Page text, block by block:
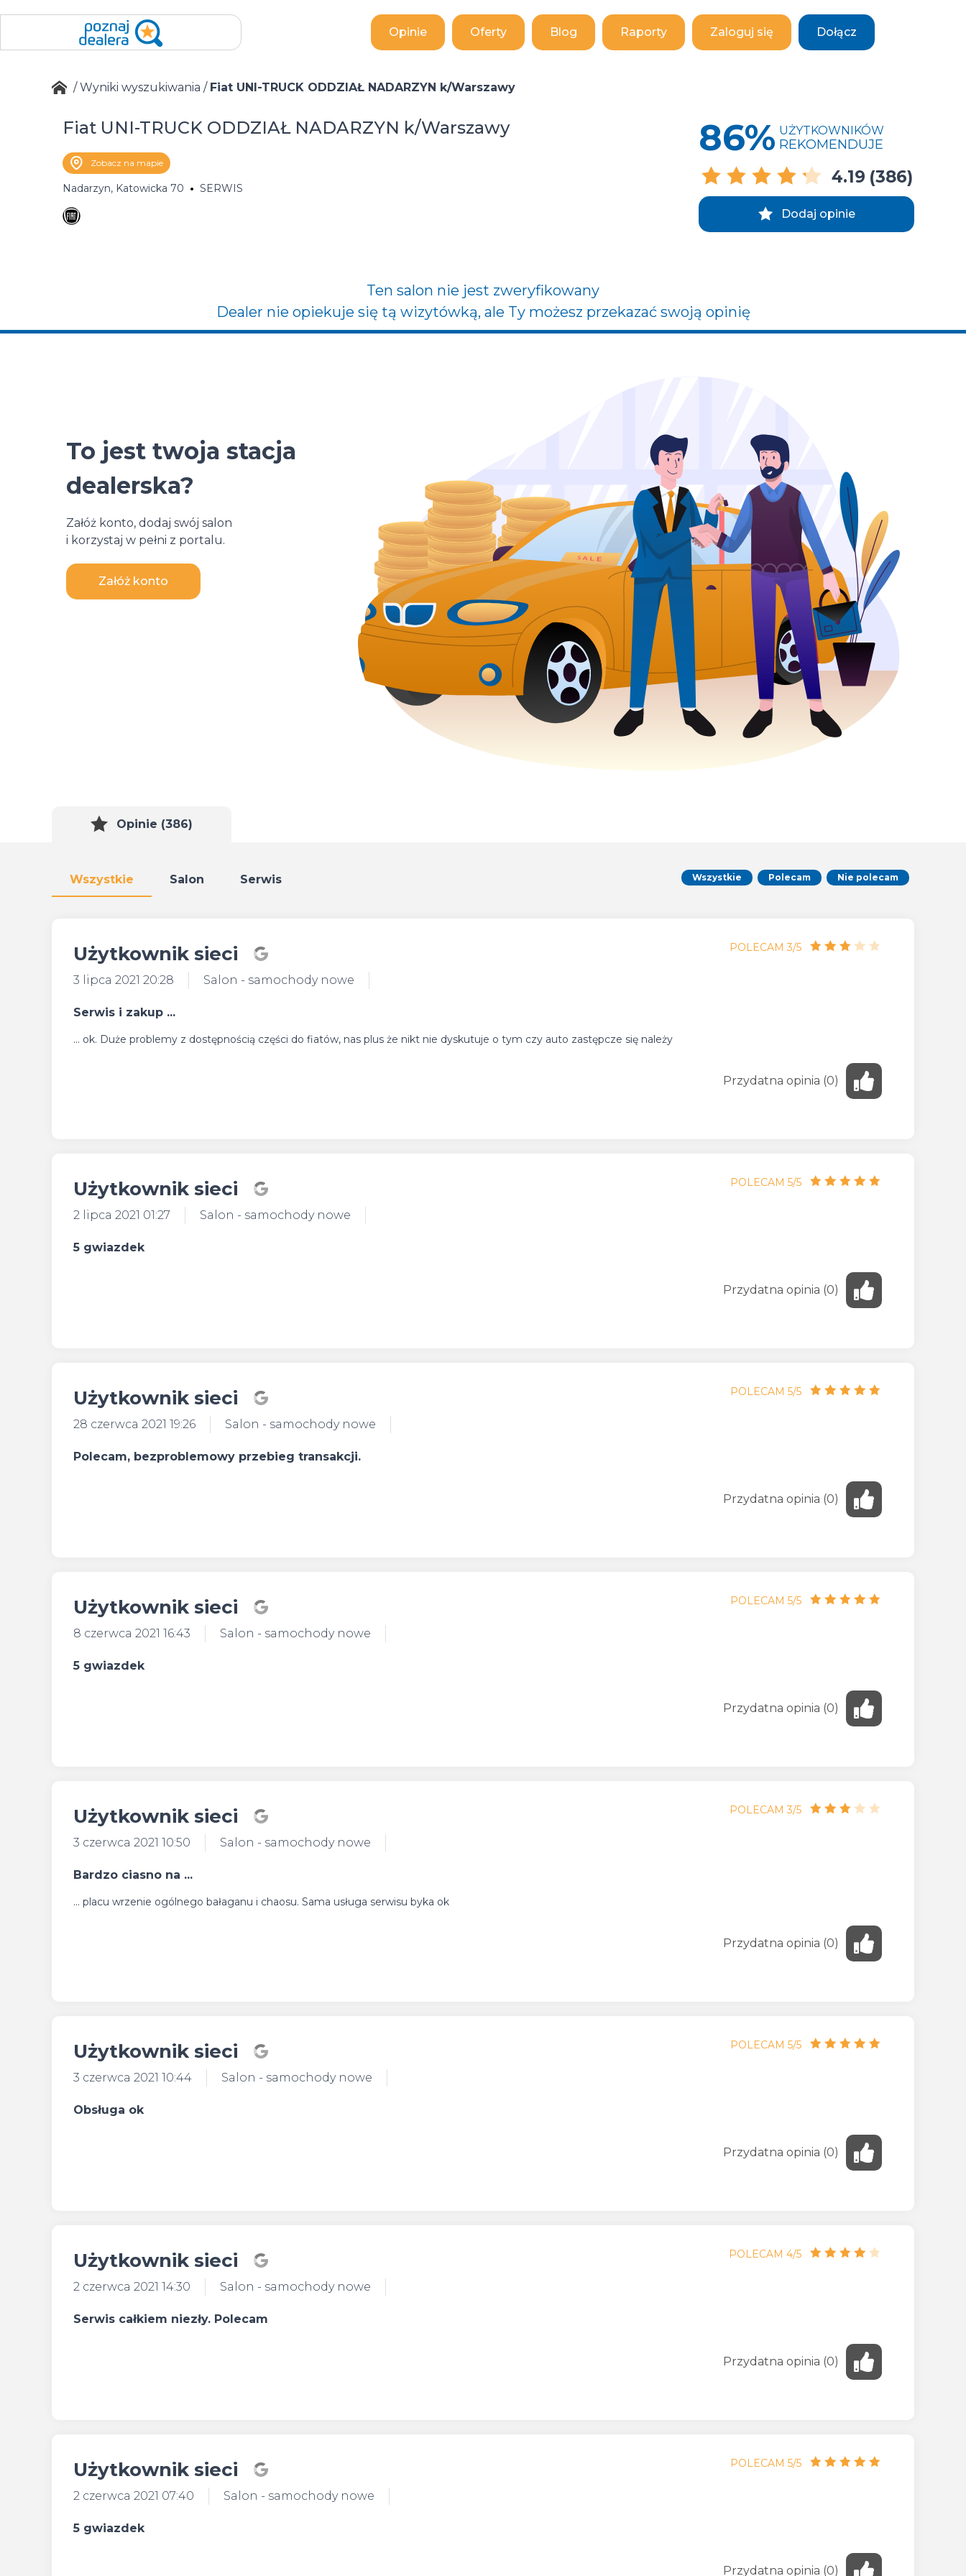
Opinie Oferty Blog Raporty Zaloguj się Dołącz
/Wyniki wyszukiwania / Fiat UNI-TRUCK ODDZIAŁ NADARZYN k/Warszawy
Fiat UNI-TRUCK ODDZIAŁ NADARZYN k/Warszawy
Zobacz na mapie
Nadarzyn, Katowicka 70 SERWIS
86% UŻYTKOWNIKÓW
REKOMENDUJE
4.19 (386)
Dodaj opinie
Ten salon nie jest zweryfikowany
Dealer nie opiekuje się tą wizytówką, ale Ty możesz przekazać swoją opinię
To jest twoja stacja
dealerska?
Załóż konto, dodaj swój salon
i korzystaj w pełni z portalu.
Załóż konto
Opinie (386)
Wszystkie Salon Serwis Wszystkie Polecam Nie polecam
Użytkownik sieci
3 lipca 2021 20:28 Salon - samochody nowe
POLECAM 3/5
Serwis i zakup ...
... ok. Duże problemy z dostępnością części do fiatów, nas plus że nikt nie dyskutuje o tym czy auto zastępcze się należy
Przydatna opinia (0)
Użytkownik sieci
2 lipca 2021 01:27 Salon - samochody nowe
POLECAM 5/5
5 gwiazdek
Przydatna opinia (0)
Użytkownik sieci
28 czerwca 2021 19:26 Salon - samochody nowe
POLECAM 5/5
Polecam, bezproblemowy przebieg transakcji.
Przydatna opinia (0)
Użytkownik sieci
8 czerwca 2021 16:43 Salon - samochody nowe
POLECAM 5/5
5 gwiazdek
Przydatna opinia (0)
Użytkownik sieci
3 czerwca 2021 10:50 Salon - samochody nowe
POLECAM 3/5
Bardzo ciasno na ...
... placu wrzenie ogólnego bałaganu i chaosu. Sama usługa serwisu byka ok
Przydatna opinia (0)
Użytkownik sieci
3 czerwca 2021 10:44 Salon - samochody nowe
POLECAM 5/5
Obsługa ok
Przydatna opinia (0)
Użytkownik sieci
2 czerwca 2021 14:30 Salon - samochody nowe
POLECAM 4/5
Serwis całkiem niezły. Polecam
Przydatna opinia (0)
Użytkownik sieci
2 czerwca 2021 07:40 Salon - samochody nowe
POLECAM 5/5
5 gwiazdek
Przydatna opinia (0)